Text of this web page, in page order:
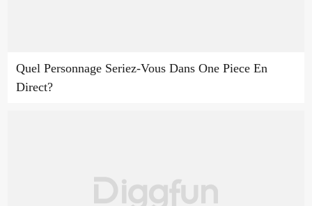
Quel Personnage Seriez-Vous Dans One Piece En
Direct?